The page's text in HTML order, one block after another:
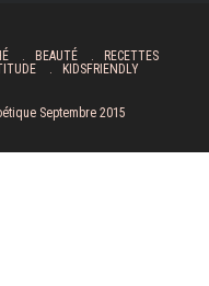
BEAUTÉ
RECETTES
KIDSFRIENDLY
Septembre 2015